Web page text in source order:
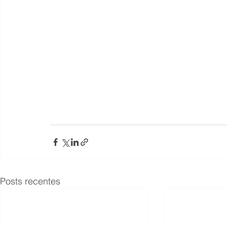
Posts recentes